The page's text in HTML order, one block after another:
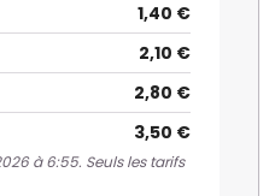
1,40 €
2,10 €
2,80 €
3,50 €
à 6:55. Seuls les tarifs